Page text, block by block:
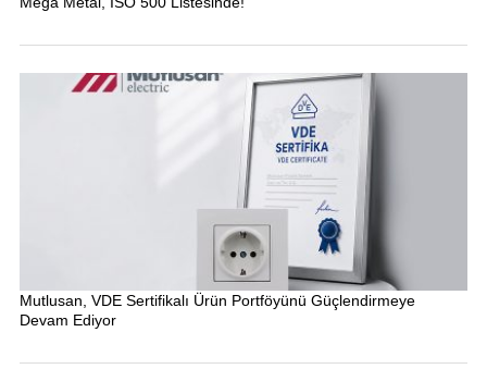
Mutlusan, VDE Sertifikalı Ürün Portföyünü Güçlendirmeye
Devam Ediyor